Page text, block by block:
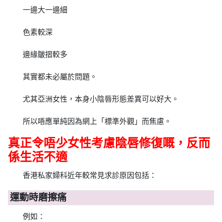
一邊大一邊細
色素較深
邊緣皺摺較多
其實都未必屬於問題。
尤其亞洲女性，本身小陰唇形態差異可以好大。
所以唔應單純因為網上「標準外觀」而焦慮。
真正令唔少女性考慮陰唇修復嘅，反而
係生活不適
香港私家婦科近年較常見求診原因包括：
運動時磨擦痛
例如：